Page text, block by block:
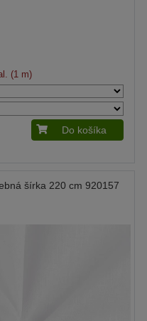
(1 m)
Do košíka
šírka 220 cm 920157